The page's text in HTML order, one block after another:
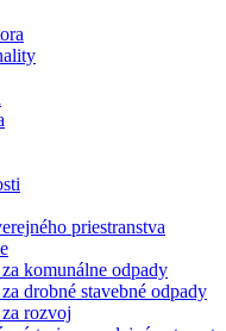
priestranstva
komunálne odpady
drobné stavebné odpady
rozvoj